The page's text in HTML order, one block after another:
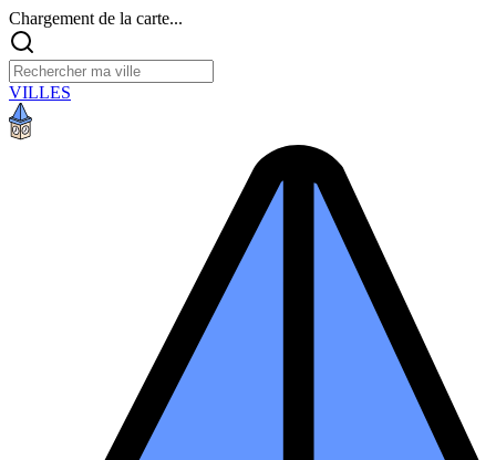
Chargement de la carte...
VILLES